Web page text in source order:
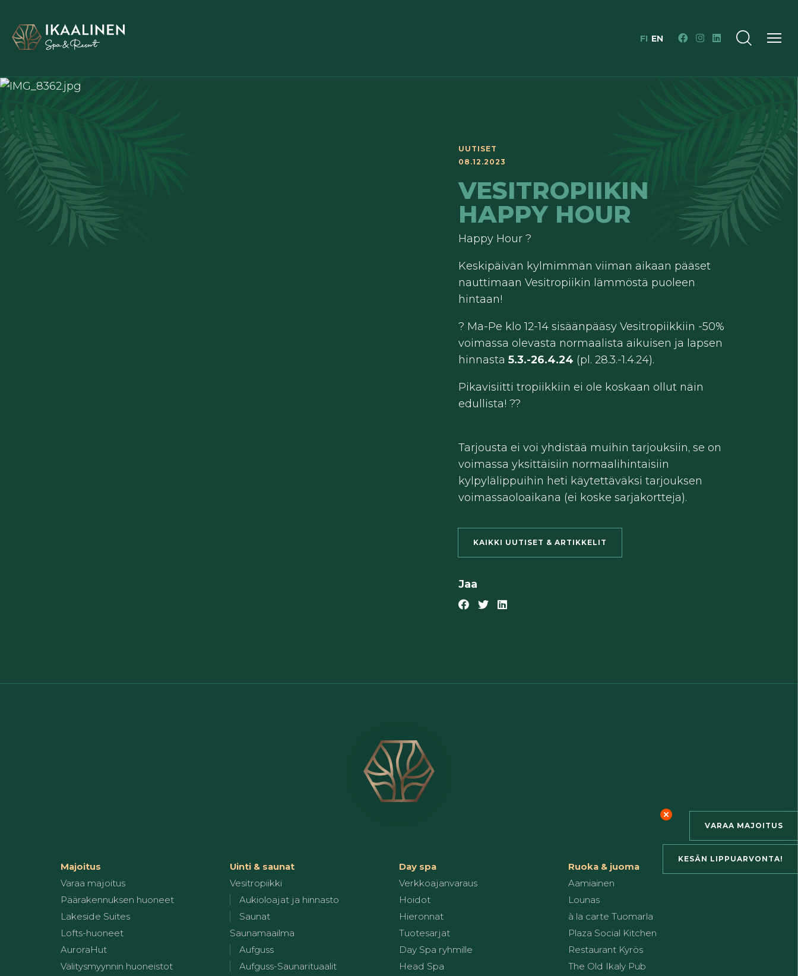
VARAA MAJOITUS
KESÄN LIPPUARVONTA!
FI EN
UUTISET
08.12.2023
VESITROPIIKIN
HAPPY HOUR
Happy Hour ?
Keskipäivän kylmimmän viiman aikaan pääset
nauttimaan Vesitropiikin lämmöstä puoleen
hintaan!
? Ma-Pe klo 12-14 sisäänpääsy Vesitropiikkiin -50%
voimassa olevasta normaalista aikuisen ja lapsen
hinnasta 5.3.-26.4.24 (pl. 28.3.-1.4.24).
Pikavisiitti tropiikkiin ei ole koskaan ollut näin
edullista! ??️
Tarjousta ei voi yhdistää muihin tarjouksiin, se on
voimassa yksittäisiin normaalihintaisiin
kylpylälippuihin heti käytettäväksi tarjouksen
voimassaoloaikana (ei koske sarjakortteja).
KAIKKI UUTISET & ARTIKKELIT
Jaa
Majoitus
Varaa majoitus
Päärakennuksen huoneet
Lakeside Suites
Lofts-huoneet
AuroraHut
Välitysmyynnin huoneistot
Uinti & saunat
Vesitropiikki
Aukioloajat ja hinnasto
Saunat
Saunamaailma
Aufguss
Aufguss-Saunarituaalit
Day spa
Verkkoajanvaraus
Hoidot
Hieronnat
Tuotesarjat
Day Spa ryhmille
Head Spa
Ruoka & juoma
Aamiainen
Lounas
à la carte Tuomarla
Plaza Social Kitchen
Restaurant Kyrös
The Old Ikaly Pub